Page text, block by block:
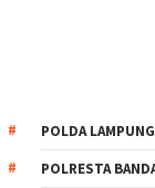
POLDA LAMPUNG
POLRESTA